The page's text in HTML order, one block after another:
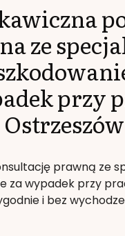
ze
przy
Ostrzeszów
prawną ze
za wypadek przy
i bez